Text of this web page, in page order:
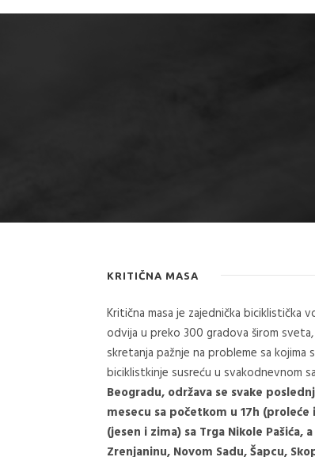
KRITIČNA MASA
Kritična masa je zajednička biciklistička
odvija u preko 300 gradova širom sveta,
skretanja pažnje na probleme sa kojima
biciklistkinje susreću u svakodnevnom
Beogradu, održava se svake
mesecu sa početkom u 17h (proleće
(jesen i zima) sa Trga Nikole Pašića,
Zrenjaninu, Novom Sadu, Šapcu,